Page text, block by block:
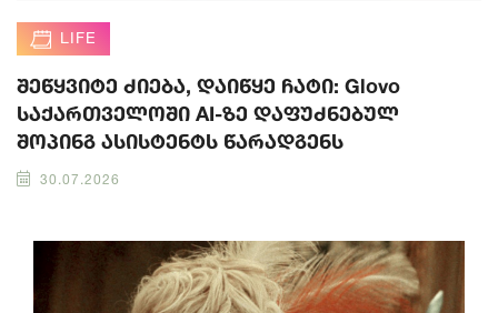
LIFE
შეწყვიტე ძიება, დაიწყე ჩატი: Glovo
საქართველოში AI-ზე დაფუძნებულ
შოპინგ ასისტენტს წარადგენს
30.07.2026